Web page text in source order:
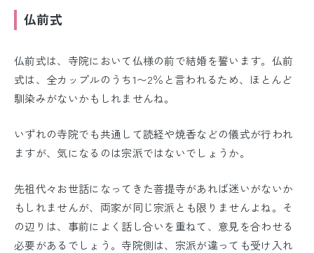
仏前式
仏前式は、寺院において仏様の前で結婚を誓います。仏前
式は、全カップルのうち1〜2％と言われるため、ほとんど
馴染みがないかもしれませんね。
いずれの寺院でも共通して読経や焼香などの儀式が行われ
ますが、気になるのは宗派ではないでしょうか。
先祖代々お世話になってきた菩提寺があれば迷いがないか
もしれませんが、両家が同じ宗派とも限りませんよね。そ
の辺りは、事前によく話し合いを重ねて、意見を合わせる
必要があるでしょう。寺院側は、宗派が違っても受け入れ